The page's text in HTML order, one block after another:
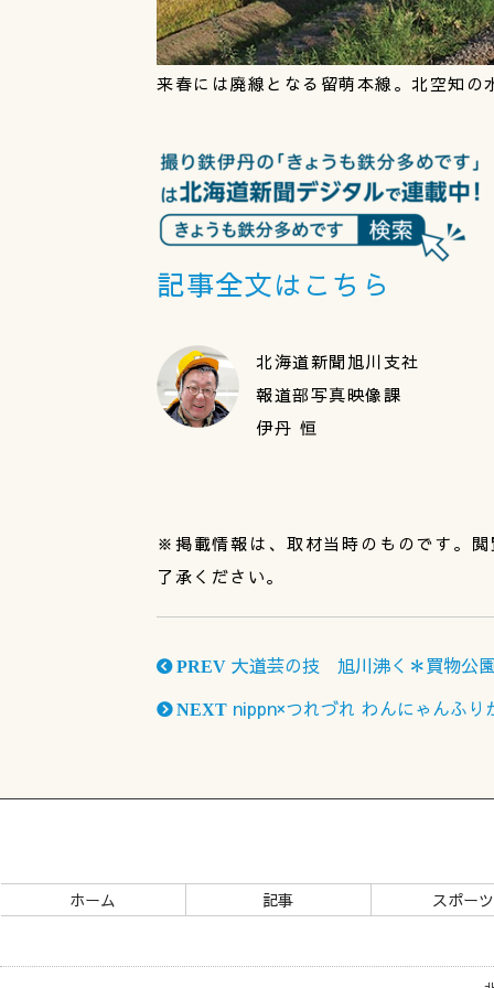
来春には廃線となる留萌本線。北空知
記事全文はこちら
北海道新聞旭川支社
報道部写真映像課
伊丹 恒
※掲載情報は、取材当時のものです。
了承ください。
PREV 大道芸の技 旭川沸く＊買物公
NEXT nippn×つれづれ わんにゃんふ
ホーム 記事 スポーツ